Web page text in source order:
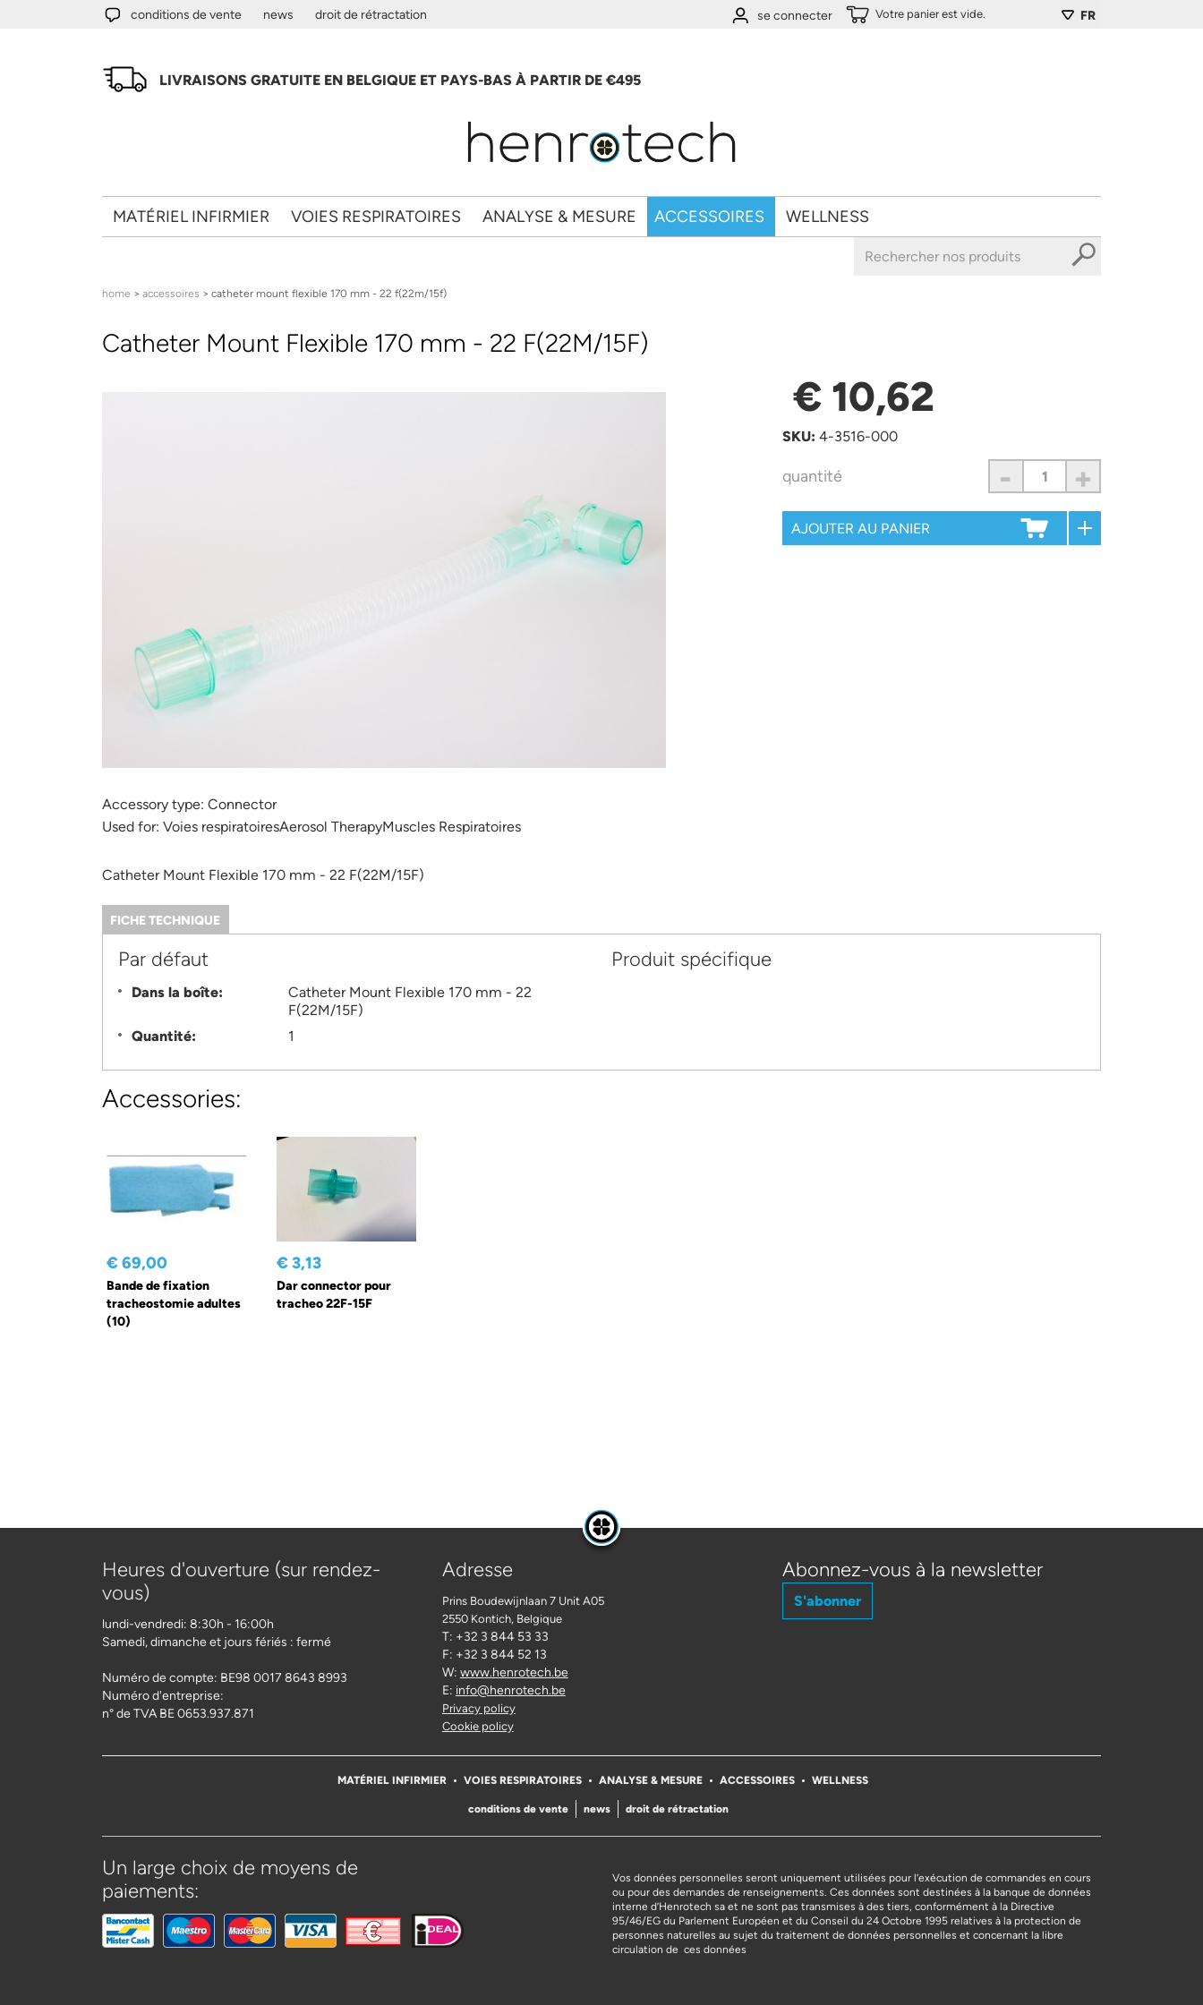
Aller au contenu principalconditions de vente news droit de rétractation FR
Votre panier est vide.
se connecter
LIVRAISONS GRATUITE EN BELGIQUE ET PAYS-BAS À PARTIR DE €495
MATÉRIEL INFIRMIER VOIES RESPIRATOIRES ANALYSE & MESURE ACCESSOIRES WELLNESS
Vous êtes ici
home > accessoires > catheter mount flexible 170 mm - 22 f(22m/15f)
Catheter Mount Flexible 170 mm - 22 F(22M/15F)
Accessory type: Connector
Used for: Voies respiratoiresAerosol TherapyMuscles Respiratoires
€ 10,62
SKU: 4-3516-000
quantité - +
Catheter Mount Flexible 170 mm - 22 F(22M/15F)
Information
FICHE TECHNIQUE
ACTIF)
Par défaut
Dans la boîte:
Catheter Mount Flexible 170 mm - 22
F(22M/15F)
Quantité:
1
Produit spécifique
Accessories:
€ 69,00
Bande de fixation
tracheostomie adultes
(10)
€ 3,13
Dar connector pour
tracheo 22F-15F
Heures d'ouverture (sur rendez-
vous)
lundi-vendredi: 8:30h - 16:00h
Samedi, dimanche et jours fériés : fermé
Numéro de compte: BE98 0017 8643 8993
Numéro d'entreprise:
n° de TVA BE 0653.937.871
Adresse
Prins Boudewijnlaan 7 Unit A05
2550 Kontich, Belgique
T: +32 3 844 53 33
F: +32 3 844 52 13
W: www.henrotech.be
E: info@henrotech.be
Privacy policy
Cookie policy
Abonnez-vous à la newsletter
S'abonner
MATÉRIEL INFIRMIER VOIES RESPIRATOIRES ANALYSE & MESURE ACCESSOIRES WELLNESS
conditions de vente news droit de rétractation
Un large choix de moyens de
paiements:
Vos données personnelles seront uniquement utilisées pour l’exécution de commandes en cours
ou pour des demandes de renseignements. Ces données sont destinées à la banque de données
interne d’Henrotech sa et ne sont pas transmises à des tiers, conformément à la Directive
95/46/EG du Parlement Européen et du Conseil du 24 Octobre 1995 relatives à la protection de
personnes naturelles au sujet du traitement de données personnelles et concernant la libre
circulation de ces données